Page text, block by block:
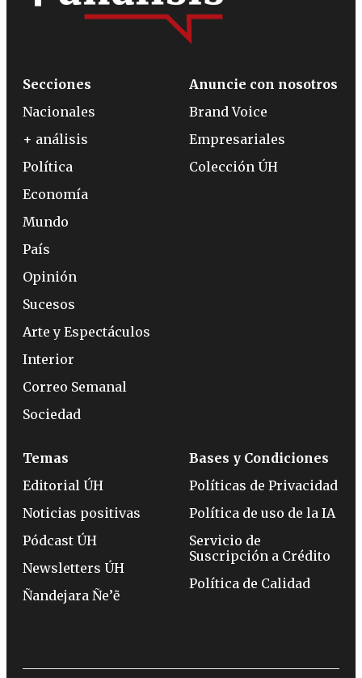
Secciones
Nacionales
+ análisis
Política
Economía
Mundo
País
Opinión
Sucesos
Arte y Espectáculos
Interior
Correo Semanal
Sociedad
Anuncie con nosotros
Brand Voice
Empresariales
Colección ÚH
Temas
Editorial ÚH
Noticias positivas
Pódcast ÚH
Newsletters ÚH
Ñandejara Ñe’ẽ
Bases y Condiciones
Políticas de Privacidad
Política de uso de la IA
Servicio de
Suscripción a Crédito
Política de Calidad